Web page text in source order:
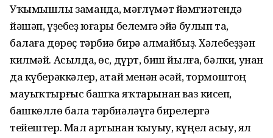
Уҡымышлы заманда, мәғлүмәт йәмғиәтендә
йәшәп, үҙебеҙ юғары белемгә эйә булып та,
балаға дөрөҫ тәрбиә бирә алмайбыҙ. Хәлебеҙҙән
килмәй. Асылда, өс, дүрт, биш йылға, бәлки, унан
да күберәккәлер, атай менән әсәй, тормоштоң
мауыҡтырғыс башҡа яҡтарынан ваз кисеп,
башкөллө бала тәрбиәләүгә бирелергә
тейештер. Мал артынан ҡыуыу, күңел асыу, ял